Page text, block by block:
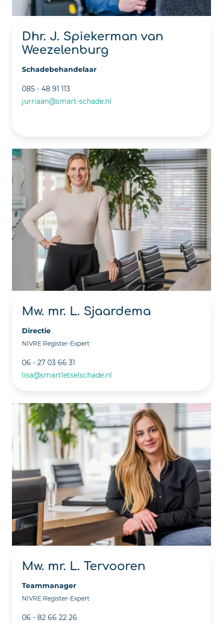
Dhr. J. Spiekerman van
Weezelenburg
Schadebehandelaar
085 - 48 91 113
jurriaan@smart-schade.nl
Mw. mr. L. Sjaardema
Directie
NIVRE Register-Expert
06 - 27 03 66 31
lisa@smartletselschade.nl
Mw. mr. L. Tervooren
Teammanager
NIVRE Register-Expert
06 - 82 66 22 26